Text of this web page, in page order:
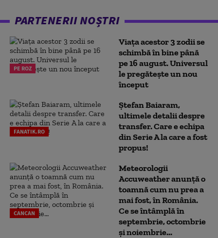
PARTENERII NOȘTRI
PE ROZ
Viața acestor 3 zodii se
schimbă în bine până
pe 16 august. Universul
le pregătește un nou
început
FANATIK.RO
Ștefan Baiaram,
ultimele detalii despre
transfer. Care e echipa
din Serie A la care a fost
propus!
CANCAN
Meteorologii
Accuweather anunță o
toamnă cum nu prea a
mai fost, în România.
Ce se întâmplă în
septembrie, octombrie
și noiembrie...